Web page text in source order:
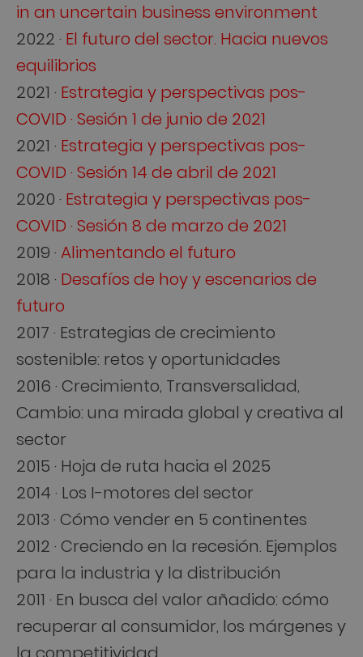
in an uncertain business environment
2022 · El futuro del sector. Hacia nuevos
equilibrios
2021 · Estrategia y perspectivas pos-
COVID · Sesión 1 de junio de 2021
2021 · Estrategia y perspectivas pos-
COVID · Sesión 14 de abril de 2021
2020 · Estrategia y perspectivas pos-
COVID · Sesión 8 de marzo de 2021
2019 · Alimentando el futuro
2018 · Desafíos de hoy y escenarios de
futuro
2017 · Estrategias de crecimiento
sostenible: retos y oportunidades
2016 · Crecimiento, Transversalidad,
Cambio: una mirada global y creativa al
sector
2015 · Hoja de ruta hacia el 2025
2014 · Los I-motores del sector
2013 · Cómo vender en 5 continentes
2012 · Creciendo en la recesión. Ejemplos
para la industria y la distribución
2011 · En busca del valor añadido: cómo
recuperar al consumidor, los márgenes y